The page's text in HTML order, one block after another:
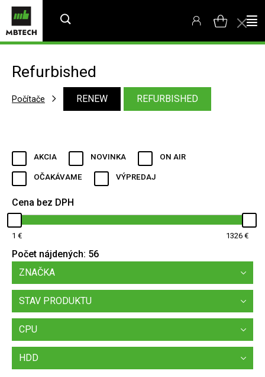
Refurbished
Počítače RENEW REFURBISHED
AKCIA NOVINKA ON AIR
OČAKÁVAME VÝPREDAJ
Cena bez DPH
1 1326
Počet nájdených: 56
ZNAČKA
STAV PRODUKTU
CPU
HDD